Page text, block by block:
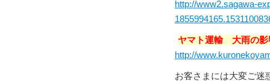
http://www2.sagawa-
ヤマト運輸 大雨の影
http://
お客さまには大変ご迷